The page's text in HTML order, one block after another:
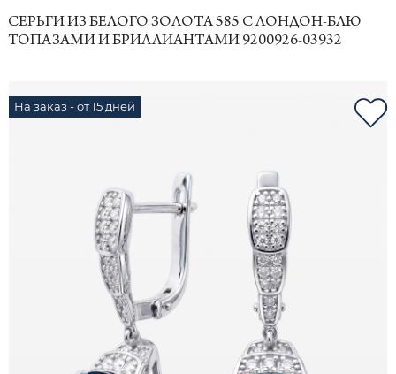
СЕРЬГИ ИЗ БЕЛОГО ЗОЛОТА 585 С ЛОНДОН‑БЛЮ
ТОПАЗАМИ И БРИЛЛИАНТАМИ 9200926-03932
На заказ - от 15 дней